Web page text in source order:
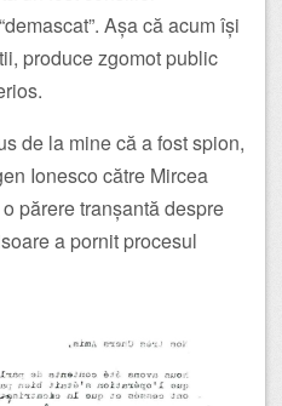
Așa că acum își
produce zgomot public
de la mine că a fost spion,
Ionesco către Mircea
părere tranșantă despre
a pornit procesul